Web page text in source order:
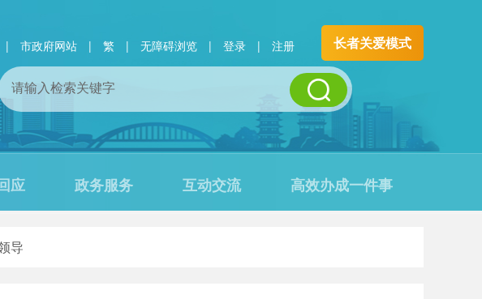
| 市政府网站 | 繁 | 无障碍浏览 | 登录 | 注册 长者关爱模式
应 政务服务 互动交流 高效办成一件事
导